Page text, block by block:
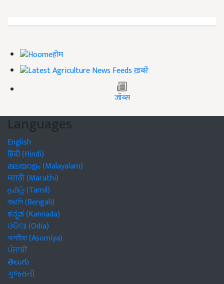
होम
ख़बरें
जॉब्स
Languages
English
हिंदी (Hindi)
മലയാളം (Malayalam)
मराठी (Marathi)
தமிழ் (Tamil)
বাঙালি (Bengali)
ಕನ್ನಡ (Kannada)
ଓଡିଆ (Odia)
অসমীয়া (Asomiya)
ਪੰਜਾਬੀ
తెలుగు
ગુજરાતી